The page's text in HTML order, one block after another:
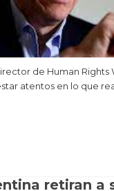
de Human Rights
atentos en lo que
retiran a